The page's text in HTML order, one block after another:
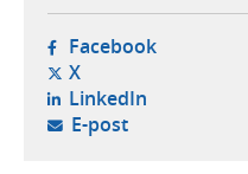
Facebook- öppnas
X- öppnas i ny flik,
LinkedIn- öppnas i
E-post- öppnar din